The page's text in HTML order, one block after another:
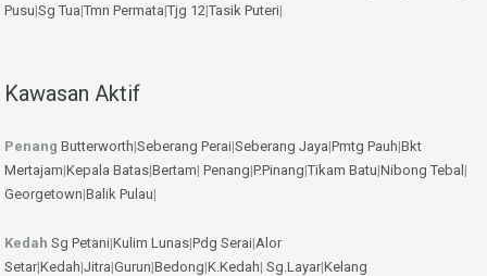
Pusu|Sg Tua|Tmn Permata|Tjg 12|Tasik Puteri|
Kawasan Aktif
Penang Butterworth|Seberang Perai|Seberang Jaya|Pmtg Pauh|Bkt
Mertajam|Kepala Batas|Bertam| Penang|P.Pinang|Tikam Batu|Nibong Tebal|
Georgetown|Balik Pulau|
Kedah Sg Petani|Kulim Lunas|Pdg Serai|Alor
Setar|Kedah|Jitra|Gurun|Bedong|K.Kedah| Sg.Layar|Kelang